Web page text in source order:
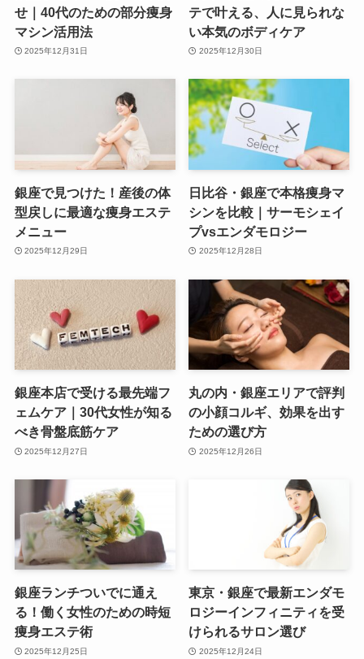
せ｜40代のための部分痩身
マシン活用法
2025年12月31日
テで叶える、人に見られな
い本気のボディケア
2025年12月30日
銀座で見つけた！産後の体
型戻しに最適な痩身エステ
メニュー
2025年12月29日
日比谷・銀座で本格痩身マ
シンを比較｜サーモシェイ
プvsエンダモロジー
2025年12月28日
銀座本店で受ける最先端フ
ェムケア｜30代女性が知る
べき骨盤底筋ケア
2025年12月27日
丸の内・銀座エリアで評判
の小顔コルギ、効果を出す
ための選び方
2025年12月26日
銀座ランチついでに通え
る！働く女性のための時短
痩身エステ術
2025年12月25日
東京・銀座で最新エンダモ
ロジーインフィニティを受
けられるサロン選び
2025年12月24日